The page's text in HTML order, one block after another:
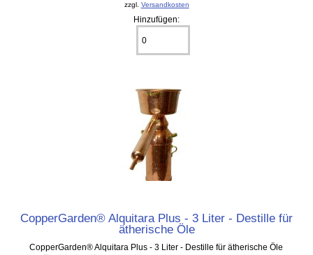
zzgl. Versandkosten
Hinzufügen:
CopperGarden® Alquitara Plus - 3 Liter - Destille für
ätherische Öle
CopperGarden® Alquitara Plus - 3 Liter - Destille für ätherische Öle